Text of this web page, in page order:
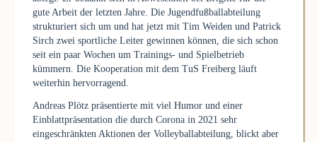
gute Arbeit der letzten Jahre. Die Jugendfußballabteilung
strukturiert sich um und hat jetzt mit Tim Weiden und Patrick
Sirch zwei sportliche Leiter gewinnen können, die sich schon
seit ein paar Wochen um Trainings- und Spielbetrieb
kümmern. Die Kooperation mit dem TuS Freiberg läuft
weiterhin hervorragend.
Andreas Plötz präsentierte mit viel Humor und einer
Einblattpräsentation die durch Corona in 2021 sehr
eingeschränkten Aktionen der Volleyballabteilung, blickt aber